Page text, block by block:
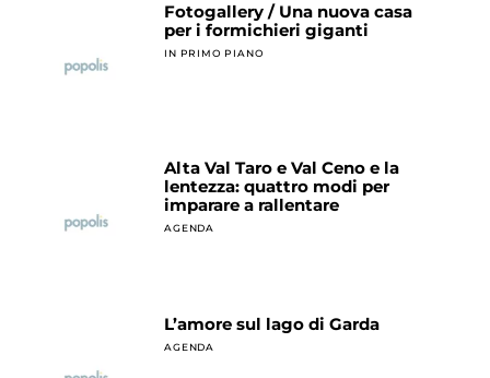
Fotogallery / Una nuova casa
per i formichieri giganti
IN PRIMO PIANO
Alta Val Taro e Val Ceno e la
lentezza: quattro modi per
imparare a rallentare
AGENDA
L’amore sul lago di Garda
AGENDA